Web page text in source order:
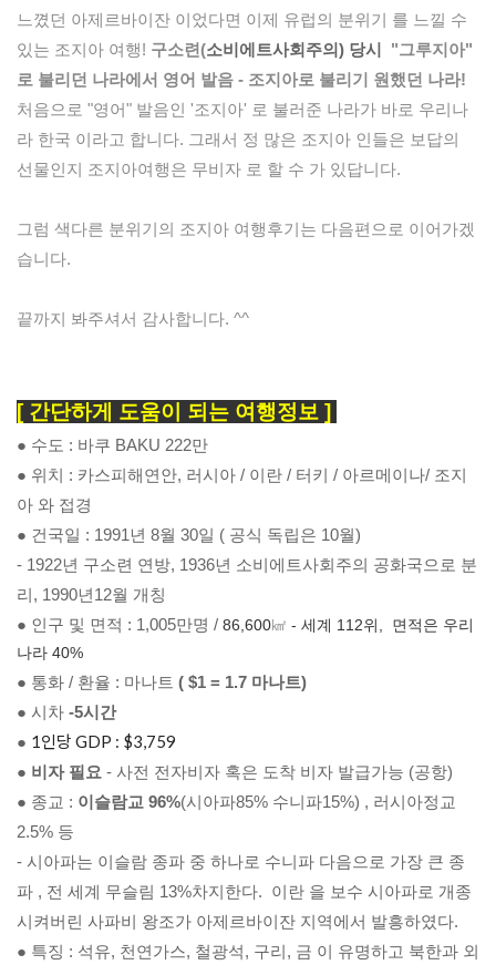
느꼈던 아제르바이잔 이었다면 이제 유럽의 분위기 를 느낄 수
있는 조지아 여행! 구소련(소비에트사회주의) 당시
"그루지아"
처음으로 "영어" 발음인 '조지아' 로 불러준 나라가 바로 우리나
라 한국 이라고 합니다. 그래서 정 많은 조지아 인들은 보답의
선물인지 조지아여행은 무비자 로 할 수 가 있답니다.
그럼 색다른 분위기의 조지아 여행후기는 다음편으로 이어가겠
습니다.
끝까지 봐주셔서 감사합니다. ^^
[ 간단하게 도움이 되는 여행정보 ]
● 위치 : 카스피해연안, 러시아 / 이란 / 터키 / 아르메이나/ 조지
아 와 접경
● 건국일 : 1991년 8월 30일 ( 공식 독립은 10월)
- 1922년 구소련 연방, 1936년 소비에트사회주의 공화국으로 분
리, 1990년12월 개칭
● 인구 및 면적 : 1,005만명 / 86,600㎢ - 세계 112위, 면적은 우리
나라 40%
● 통화 / 환율 : 마나트 ( $1 = 1.7 마나트)
● 시차 -5시간
●
● 비자 필요
● 종교 : 이슬람교 96%(시아파85% 수니파15%) , 러시아정교
2.5% 등
- 시아파는 이슬람 종파 중 하나로 수니파 다음으로 가장 큰 종
파 , 전 세계 무슬림 13%차지한다.  이란 을 보수 시아파로 개종
● 특징 : 석유, 천연가스, 철광석, 구리, 금 이 유명하고 북한과 외